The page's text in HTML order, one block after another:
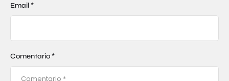
Comentario *
Email *